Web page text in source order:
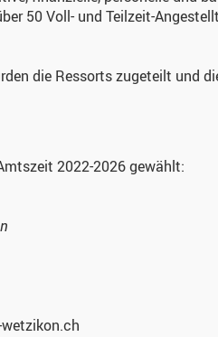
50 Voll- und Teilzeit-
die Ressorts zugeteilt und
2022-2026 gewählt: